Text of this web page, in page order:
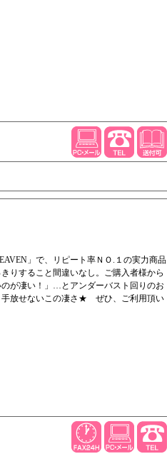
」で、リピート率ＮＯ.１の実力商品
りすること間違いなし。ご購入者様から
が凄い！」…とアンダーバスト回りのお
手放せないこの凄さ★ ぜひ、ご利用頂い